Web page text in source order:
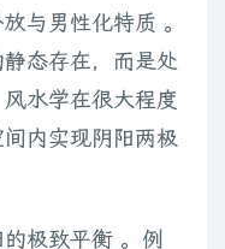
与男性化特质 。
态存在，而是处
水学在很大程度
内实现阴阳两极
极致平衡 。例